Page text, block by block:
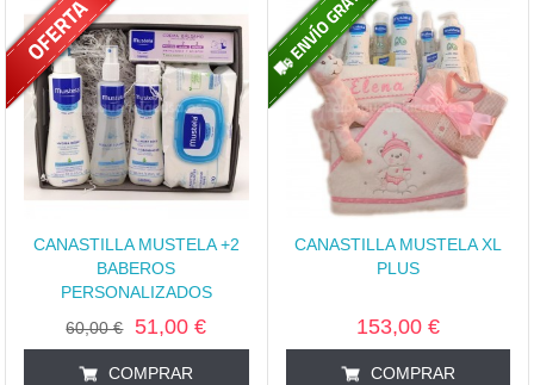
CANASTILLA MUSTELA +2
BABEROS
PERSONALIZADOS
60,00 €
51,00 €
COMPRAR
CANASTILLA MUSTELA XL
PLUS
153,00 €
COMPRAR